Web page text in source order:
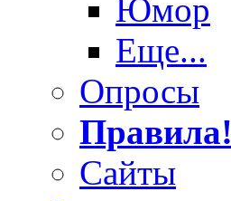
Юмор
Еще...
Опросы
Правила!
Сайты